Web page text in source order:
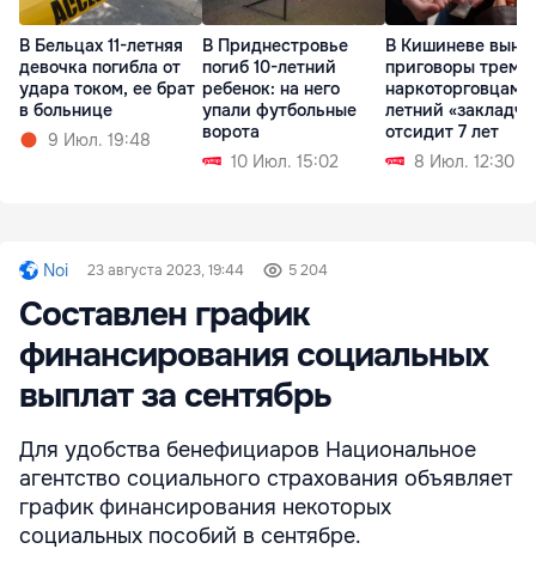
В Бельцах 11-летняя
девочка погибла от
удара током, ее брат
в больнице
9 Июл. 19:48
В Приднестровье
погиб 10-летний
ребенок: на него
упали футбольные
ворота
10 Июл. 15:02
В Кишиневе
приговоры трем
наркоторговцам:
летний
отсидит 7 лет
8 Июл. 12:30
Noi 23 августа 2023, 19:44 5 204
Составлен график
финансирования социальных
выплат за сентябрь
Для удобства бенефициаров Национальное
агентство социального страхования объявляет
график финансирования некоторых
социальных пособий в сентябре.